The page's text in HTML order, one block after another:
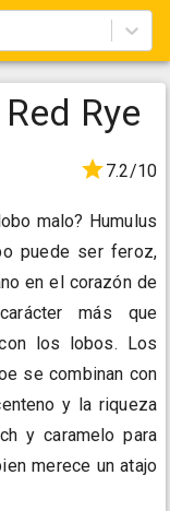
Rye
7.2/10
malo? Humulus
puede ser feroz,
en el corazón de
más que
los lobos. Los
se combinan con
y la riqueza
y caramelo para
merece un atajo